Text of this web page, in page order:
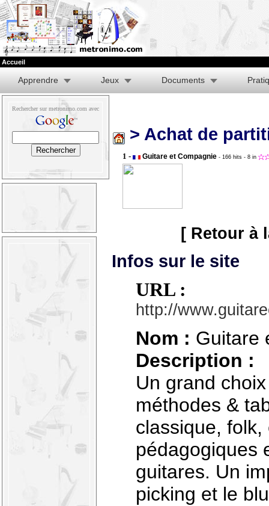
Accueil
Apprendre Jeux Documents
Rechercher sur metronimo.com avec
> Achat de
1 - Guitare et Compagnie - 166 hits- 8 in
[ Retour à
Infos sur le site
URL :
http://
Nom : Guitare
Description :
Un grand
méthodes &
classique,
pédagogiques
guitares. Un
picking et le